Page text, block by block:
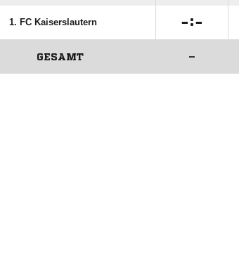
1. FC Kaiserslautern :
GESAMT –